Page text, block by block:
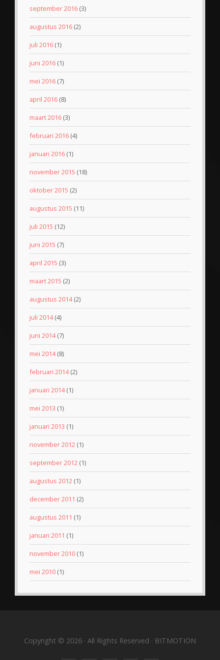
september 2016 (3)
augustus 2016 (2)
juli 2016 (1)
juni 2016 (1)
mei 2016 (7)
april 2016 (8)
maart 2016 (3)
februari 2016 (4)
januari 2016 (1)
november 2015 (18)
oktober 2015 (2)
augustus 2015 (11)
juli 2015 (12)
juni 2015 (7)
april 2015 (3)
maart 2015 (2)
augustus 2014(2)
juli 2014(4)
juni 2014(7)
mei 2014(8)
februari 2014(2)
januari 2014(1)
mei 2013 (1)
januari 2013 (1)
november 2012 (1)
september 2012 (1)
augustus 2012 (1)
december 2011 (2)
augustus 2011 (1)
januari 2011 (1)
november 2010 (1)
mei 2010 (1)
Copyright © 2026 · All Rights Reserved · BITMOTION